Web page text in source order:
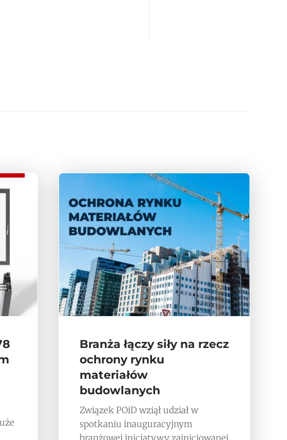
Branża łączy siły na rzecz
ochrony rynku
materiałów
budowlanych
Związek POiD wziął udział w
spotkaniu inauguracyjnym